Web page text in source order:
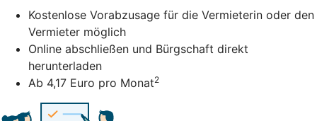
Kostenlose Vorabzusage für die Vermieterin oder den
Vermieter möglich
Online abschließen und Bürgschaft direkt
herunterladen
Ab 4,17 Euro pro Monat2